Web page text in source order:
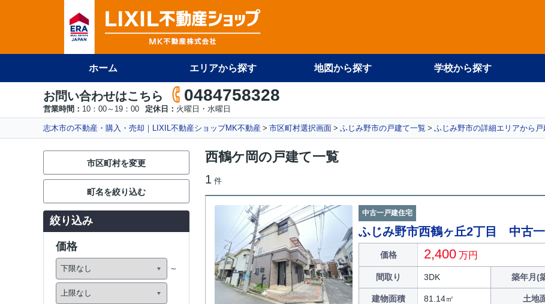
ホーム エリアから探す 地図から探す 学校から探す
お問い合わせはこちら 0484758328
営業時間： 10：00～19：00 定休日： 火曜日・水曜日
志木市の不動産・購入・売却｜LIXIL不動産ショップMK不動産 市区町村選択画面 ふじみ野市の戸建て一覧 ふじみ野市の詳細エリアから
西鶴ケ岡の戸建て一覧
1 件
中古一戸建住宅
ふじみ野市西鶴ヶ丘2丁目 中古
価格 2,400 万円
間取り 3DK 築年月(
建物面積 81.14㎡ 土地
市区町村を変更
町名を絞り込む
絞り込み
価格